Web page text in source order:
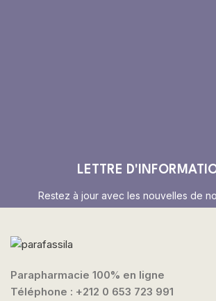
LETTRE
Restez à jour avec les nouvelles de
Parapharmacie 100% en ligne
Téléphone : +212 0 653 723 991